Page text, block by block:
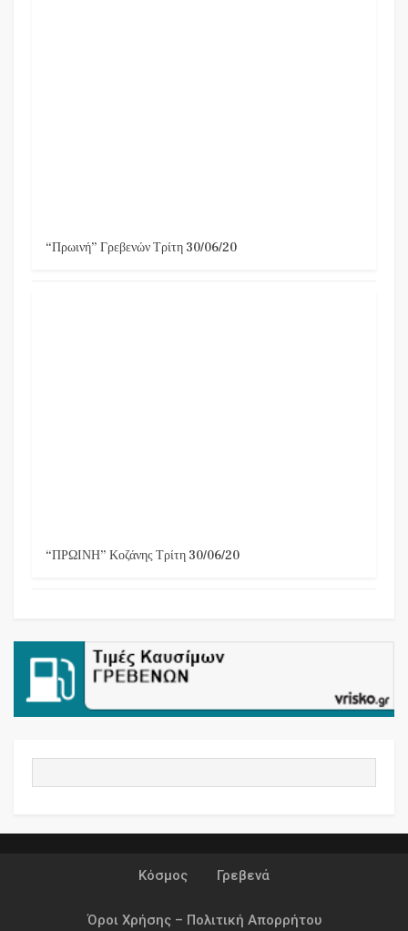
“Πρωινή” Γρεβενών Τρίτη 30/06/20
“ΠΡΩΙΝΗ” Κοζάνης Τρίτη 30/06/20
Κόσμος Γρεβενά
Όροι Χρήσης – Πολιτική Απορρήτου